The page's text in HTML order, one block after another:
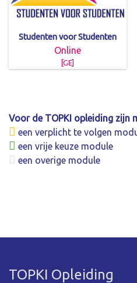
Studenten voor Studenten
Online
[GE]
Voor de TOPKI opleiding zijn
een verplicht te volgen
een vrije keuze module
een overige module
TOPKI Opleiding